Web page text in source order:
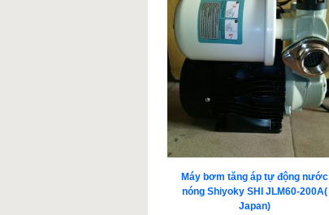
Máy bơm tăng áp tự động nước
nóng Shiyoky SHI JLM60-200A(
Japan)